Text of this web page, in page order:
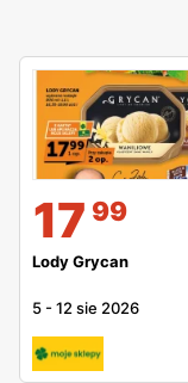
17 99
Lody Grycan
5 -12 sie 2026